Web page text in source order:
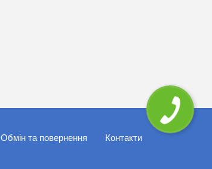
Обмін та повернення Контакти